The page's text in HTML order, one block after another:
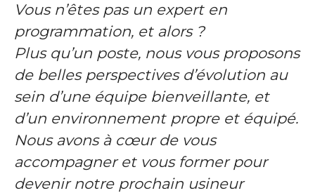
Vous n’êtes pas un expert en
programmation, et alors ?
Plus qu’un poste, nous vous proposons
de belles perspectives d’évolution au
sein d’une équipe bienveillante, et
d’un environnement propre et équipé.
Nous avons à cœur de vous
accompagner et vous former pour
devenir notre prochain usineur